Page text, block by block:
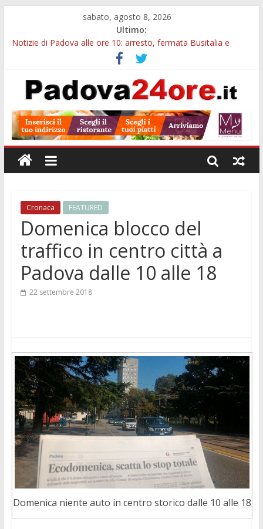
sabato, agosto 8, 2026
Ultimo:
Notizie di Padova alle ore 10: arresto, fermata Busitalia e
Notizie di Padova alle ore 23: maltrattamenti, arresto a
Limena e progetto Cool Shop
Bando sicurezza urbana Veneto: 650mila euro per Comuni e
Sicurezza esodo estivo Padova: più controlli su strade, stazioni
e treni
Bonus trasporto pubblico Veneto: 200 euro per l’abbonamento
annuale
Cronaca FEATURED
Domenica blocco del
traffico in centro città a
Padova dalle 10 alle 18
22 settembre 2018
Domenica niente auto in centro storico dalle 10 alle 18